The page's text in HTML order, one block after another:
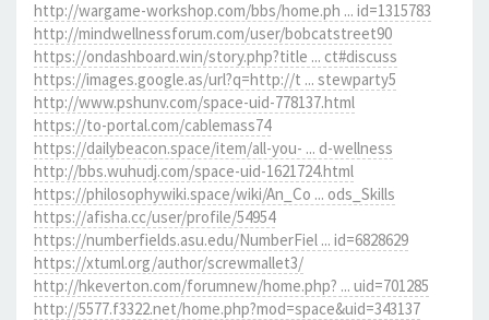
http://wargame-workshop.com/bbs/home.ph ... id=1315783
http://mindwellnessforum.com/user/bobcatstreet90
https://ondashboard.win/story.php?title ... ct#discuss
https://images.google.as/url?q=http://t ... stewparty5
http://www.pshunv.com/space-uid-778137.html
https://to-portal.com/cablemass74
https://dailybeacon.space/item/all-you- ... d-wellness
http://bbs.wuhudj.com/space-uid-1621724.html
https://philosophywiki.space/wiki/An_Co ... ods_Skills
https://afisha.cc/user/profile/54954
https://numberfields.asu.edu/NumberFiel ... id=6828629
https://xtuml.org/author/screwmallet3/
http://hkeverton.com/forumnew/home.php? ... uid=701285
http://5577.f3322.net/home.php?mod=space&uid=343137